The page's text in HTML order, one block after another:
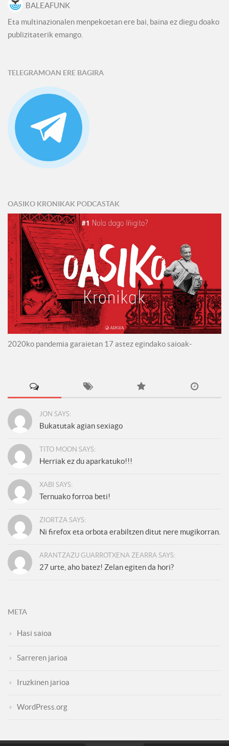
BALEAFUNK
Eta multinazionalen menpekoetan ere bai, baina ez diegu doako
publizitaterik emango.
TELEGRAMOAN ERE BAGIRA
OASIKO KRONIKAK PODCASTAK
2020ko pandemia garaietan 17 astez egindako saioak-
JON SAYS:
Bukatutak agian sexiago
TITO MOON SAYS:
Herriak ez du aparkatuko!!!
XABI SAYS:
Ternuako forroa beti!
ZIORTZA SAYS:
Ni firefox eta orbota erabiltzen ditut nere mugikorran.
ARANTZAZU GUARROTXENA ZEARRA SAYS:
27 urte, aho batez! Zelan egiten da hori?
META
Hasi saioa
Sarreren jarioa
Iruzkinen jarioa
WordPress.org